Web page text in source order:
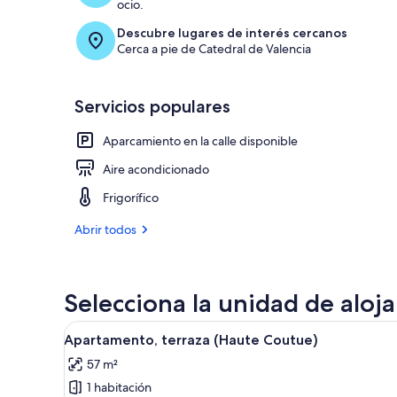
ocio.
Descubre lugares de interés cercanos
Cerca a pie de Catedral de Valencia
Servicios populares
Aparcamiento en la calle disponible
Aire acondicionado
Frigorífico
Abrir todos
Selecciona la unidad de
Abrir
todas
las
fotos
23
Apartamento, terraza (Haute Coutue)
57 m²
1 habitación